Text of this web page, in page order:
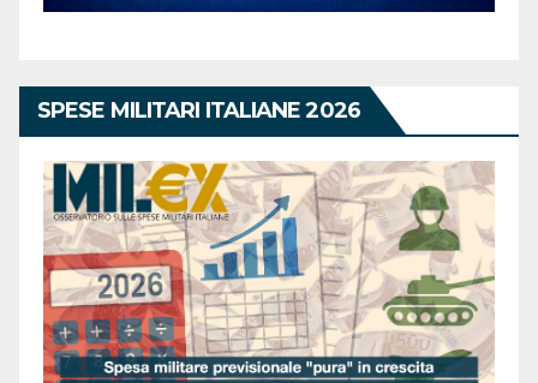
SPESE MILITARI ITALIANE 2026